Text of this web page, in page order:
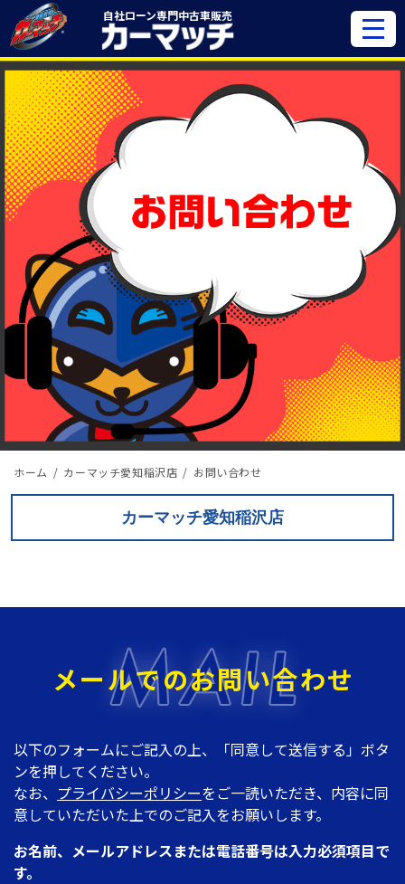
自社ローン専門中古車販売
ホーム カーマッチ愛知稲沢店 お問い合わせ
カーマッチ愛知稲沢店
メールでのお問い合わせ
以下のフォームにご記入の上、「同意して送信する」ボタ
ンを押してください。
なお、 プライバシーポリシーをご一読いただき、内容に同
意していただいた上でのご記入をお願いします。
お名前、メールアドレスまたは電話番号は入力必須項目で
す。